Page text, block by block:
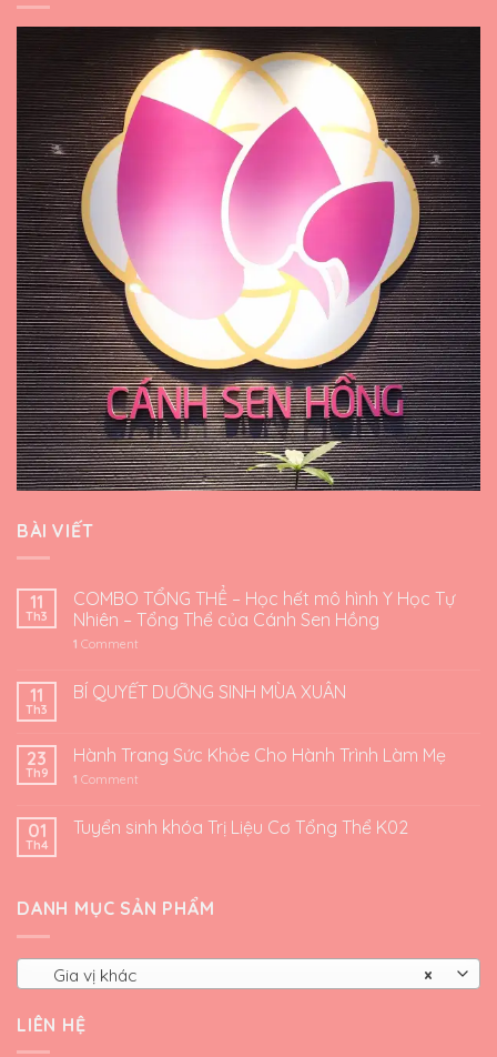
BÀI VIẾT
11
Th3
COMBO TỔNG THỂ – Học hết mô hình Y Học Tự
Nhiên – Tổng Thể của Cánh Sen Hồng
1 Comment
11
Th3
BÍ QUYẾT DƯỠNG SINH MÙA XUÂN
23
Th9
Hành Trang Sức Khỏe Cho Hành Trình Làm Mẹ
1 Comment
01
Th4
Tuyển sinh khóa Trị Liệu Cơ Tổng Thể K02
DANH MỤC SẢN PHẨM
×
Gia vị khác
LIÊN HỆ